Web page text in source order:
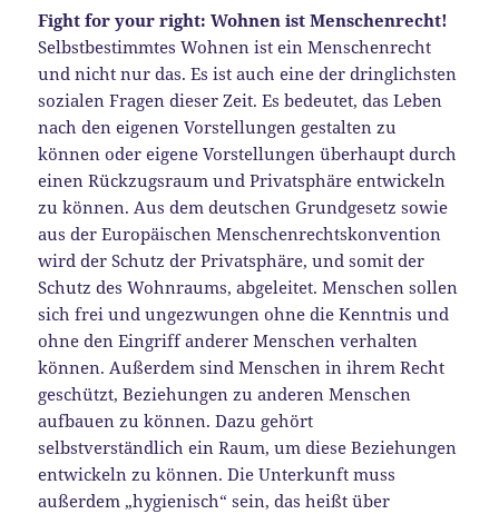
Fight for your right: Wohnen ist Menschenrecht!
Selbstbestimmtes Wohnen ist ein Menschenrecht
und nicht nur das. Es ist auch eine der dringlichsten
sozialen Fragen dieser Zeit. Es bedeutet, das Leben
nach den eigenen Vorstellungen gestalten zu
können oder eigene Vorstellungen überhaupt durch
einen Rückzugsraum und Privatsphäre entwickeln
zu können. Aus dem deutschen Grundgesetz sowie
aus der Europäischen Menschenrechtskonvention
wird der Schutz der Privatsphäre, und somit der
Schutz des Wohnraums, abgeleitet. Menschen sollen
sich frei und ungezwungen ohne die Kenntnis und
ohne den Eingriff anderer Menschen verhalten
können. Außerdem sind Menschen in ihrem Recht
geschützt, Beziehungen zu anderen Menschen
aufbauen zu können. Dazu gehört
selbstverständlich ein Raum, um diese Beziehungen
entwickeln zu können. Die Unterkunft muss
außerdem „hygienisch“ sein, das heißt über